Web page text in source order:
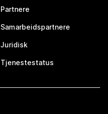
Partnere
Samarbeidspartnere
Juridisk
Tjenestestatus